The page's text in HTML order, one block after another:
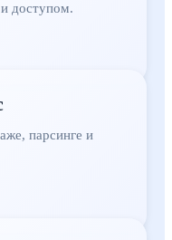
доступом.
парсинге и